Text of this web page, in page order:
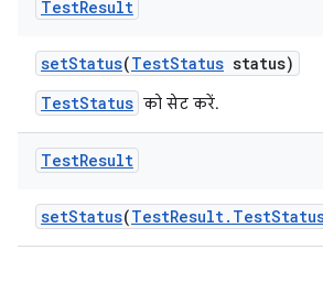
TestResult
setStatus(TestStatus status)
TestStatus को सेट करें.
TestResult
setStatus(TestResult. Test